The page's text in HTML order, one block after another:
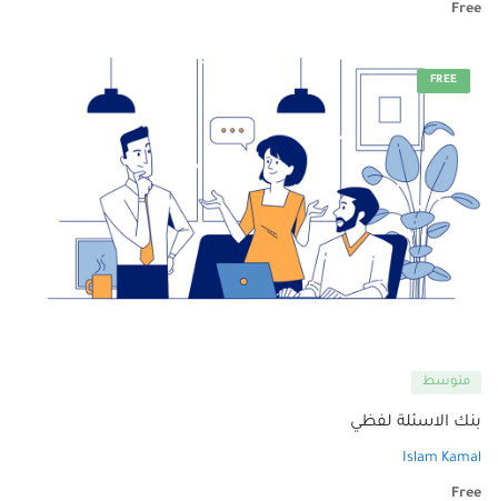
Free
FREE
متوسط
بنك الاسئلة لفظي
Islam Kamal
Free